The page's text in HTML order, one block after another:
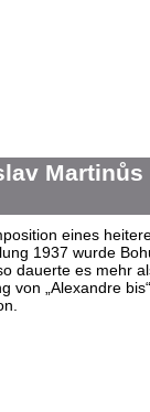
eines
1937 wurde
dauerte es mehr
von „Alexandre